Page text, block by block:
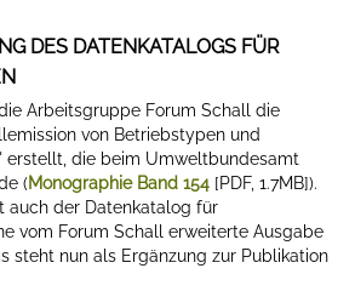
DES DATENKATALOGS FÜR
Arbeitsgruppe Forum Schall die
von Betriebstypen und
erstellt, die beim Umweltbundesamt
(Monographie Band 154 [PDF, 1.7MB]).
auch der Datenkatalog für
vom Forum Schall erweiterte Ausgabe
steht nun als Ergänzung zur Publikation